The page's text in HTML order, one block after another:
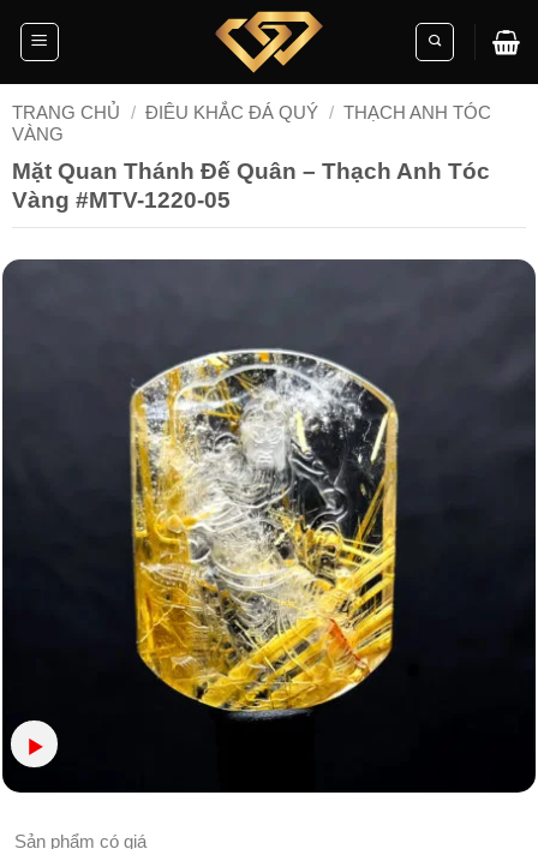
TRANG CHỦ / ĐIÊU KHẮC ĐÁ QUÝ / THẠCH ANH TÓC
VÀNG
Mặt Quan Thánh Đế Quân – Thạch Anh Tóc
Vàng #MTV-1220-05
Sản phẩm có giá